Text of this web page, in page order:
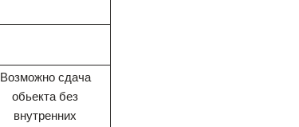
Возможно сдача
обьекта без
внутренних